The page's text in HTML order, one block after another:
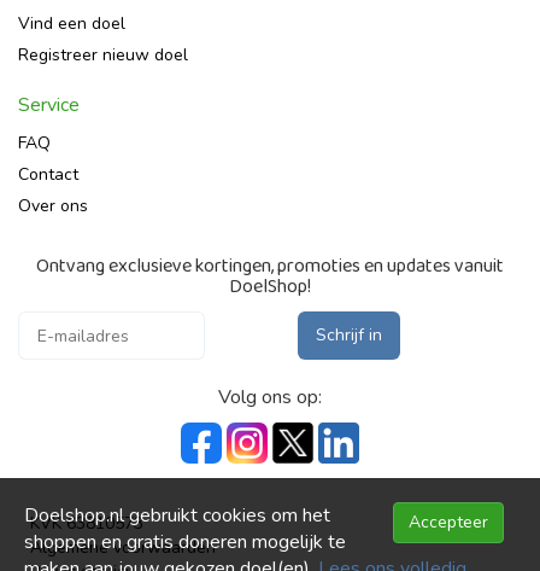
Vind een doel
Registreer nieuw doel
Service
FAQ
Contact
Over ons
Ontvang exclusieve kortingen, promoties en updates vanuit
DoelShop!
Schrijf in
Volg ons op:
KVK 63810573
Algemene voorwaarden
Accepteer
Doelshop.nl gebruikt cookies om het
shoppen en gratis doneren mogelijk te